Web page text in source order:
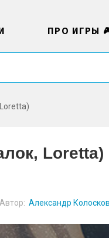
ПРО ИГРЫ
Loretta)
Автор: Александр